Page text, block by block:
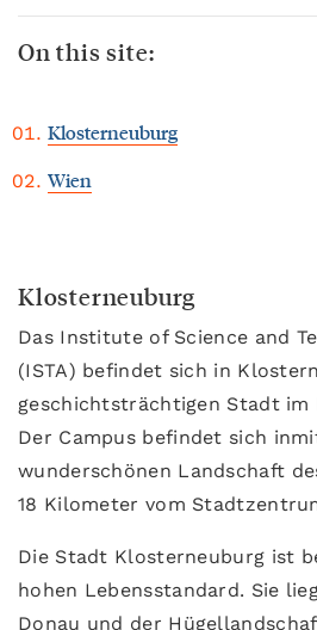
On this site:
Klosterneuburg
Wien
Klosterneuburg
Das Institute of Science and
(ISTA) befindet sich in
geschichtsträchtigen Stadt im
Der Campus befindet sich
wunderschönen Landschaft
18 Kilometer vom
Die Stadt Klosterneuburg ist
hohen Lebensstandard. Sie
Donau und der